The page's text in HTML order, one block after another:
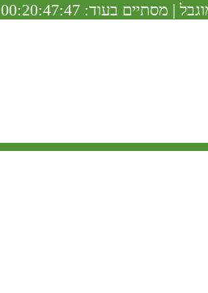
| מסתיים בעוד: 00:20:47:46